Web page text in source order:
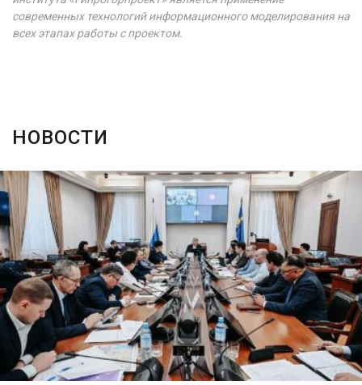
современных технологий информационного моделирования на
всех этапах работы с проектом.
НОВОСТИ